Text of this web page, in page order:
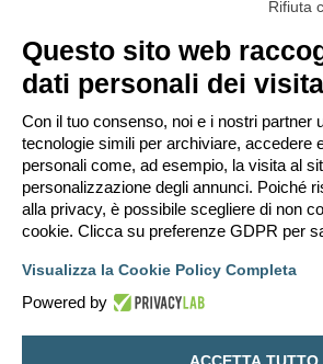
mer mag 06,
Nuovo argomento
173 argomenti 1 2 3 4
PERMESSI FORUM
Non puoiaprire nuovi argomenti
Non puoirispondere negli argomenti
Non puoimodificare i tuoi messaggi
Non puoicancellare i tuoi messaggi
Rifiuta
Questo sito web
dati personali dei
Con il tuo consenso, noi e i nostri partner
tecnologie simili per archiviare, accedere
personali come, ad esempio, la visita al
personalizzazione degli annunci. Poiché
alla privacy, è possibile scegliere di non
cookie. Clicca su preferenze GDPR per
Visualizza la Cookie Policy Completa
Powered by
ACCETTA TUTTO